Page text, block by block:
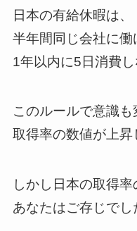
日本の有給休暇は、
半年間同じ会社に働
1年以内に5日消費し
このルールで意識も
取得率の数値が上昇
しかし日本の取得率
あなたはご存じでし